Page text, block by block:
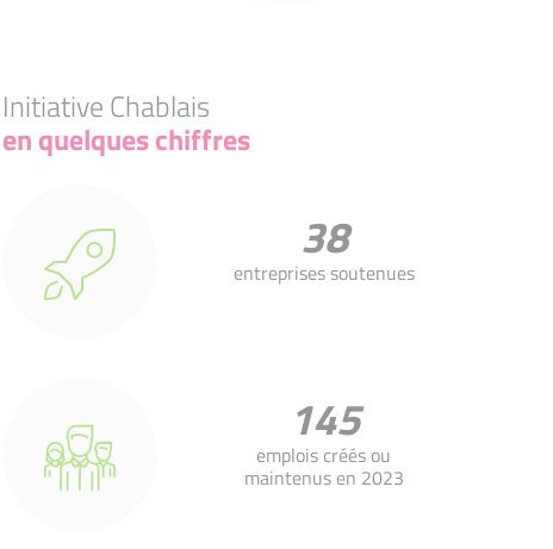
Initiative Chablais
en quelques chiffres
38
entreprises soutenues
145
emplois créés ou
maintenus en 2023